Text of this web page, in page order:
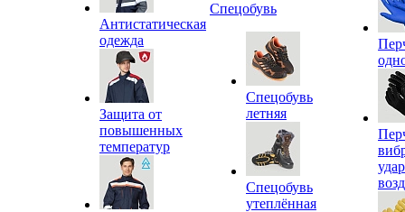
Антистатическая
одежда
Защита от
повышенных
температур
Спецобувь
Спецобувь
летняя
Спецобувь
утеплённая